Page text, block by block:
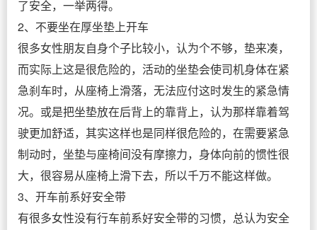
了安全，一举两得。
2、不要坐在厚坐垫上开车
很多女性朋友自身个子比较小，认为个不够，垫来凑，
而实际上这是很危险的，活动的坐垫会使司机身体在紧
急刹车时，从座椅上滑落，无法应付这时发生的紧急情
况。或是把坐垫放在后背上的靠背上，认为那样靠着驾
驶更加舒适，其实这样也是同样很危险的，在需要紧急
制动时，坐垫与座椅间没有摩擦力，身体向前的惯性很
大，很容易从座椅上滑下去，所以千万不能这样做。
3、开车前系好安全带
有很多女性没有行车前系好安全带的习惯，总认为安全